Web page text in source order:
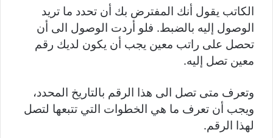
الكاتب يقول أنك المفترض بك أن تحدد ما تريد
الوصول إليه بالضبط. فلو أردت الوصول الى أن
تحصل على راتب معين يجب أن يكون لديك رقم
معين تصل إليه.
وتعرف متى تصل الى هذا الرقم بالتاريخ المحدد،
ويجب أن تعرف ما هي الخطوات التي تتبعها لتصل
لهذا الرقم.